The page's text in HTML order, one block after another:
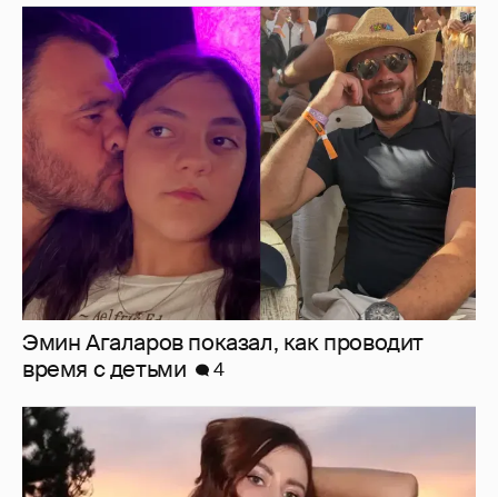
Эмин Агаларов показал, как проводит
время с детьми
4